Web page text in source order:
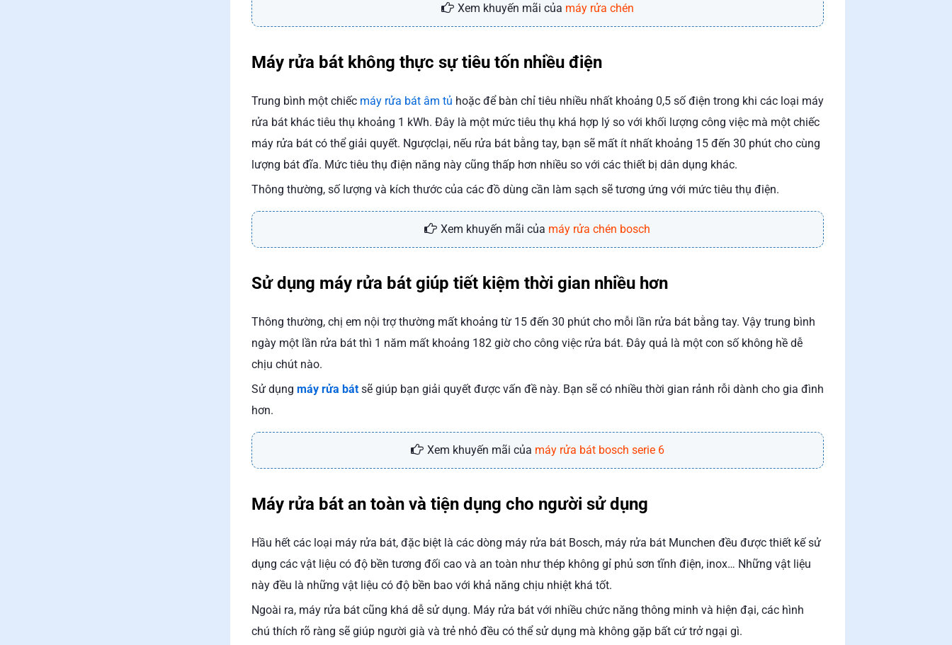
Xem khuyến mãi của máy rửa chén
Máy rửa bát không thực sự tiêu tốn nhiều điện
Trung bình một chiếc máy rửa bát âm tủ hoặc để bàn chỉ tiêu nhiều nhất khoảng 0,5 số điện trong khi các loại máy
rửa bát khác tiêu thụ khoảng 1 kWh. Đây là một mức tiêu thụ khá hợp lý so với khối lượng công việc mà một chiếc
máy rửa bát có thể giải quyết. Ngượclại, nếu rửa bát bằng tay, bạn sẽ mất ít nhất khoảng 15 đến 30 phút cho cùng
lượng bát đĩa. Mức tiêu thụ điện năng này cũng thấp hơn nhiều so với các thiết bị dân dụng khác.
Thông thường, số lượng và kích thước của các đồ dùng cần làm sạch sẽ tương ứng với mức tiêu thụ điện.
Xem khuyến mãi của máy rửa chén bosch
Sử dụng máy rửa bát giúp tiết kiệm thời gian nhiều hơn
Thông thường, chị em nội trợ thường mất khoảng từ 15 đến 30 phút cho mỗi lần rửa bát bằng tay. Vậy trung bình
ngày một lần rửa bát thì 1 năm mất khoảng 182 giờ cho công việc rửa bát. Đây quả là một con số không hề dễ
chịu chút nào.
Sử dụng máy rửa bátsẽ giúp bạn giải quyết được vấn đề này. Bạn sẽ có nhiều thời gian rảnh rỗi dành cho gia đình
hơn.
Xem khuyến mãi của máy rửa bát bosch serie 6
Máy rửa bát an toàn và tiện dụng cho người sử dụng
Hầu hết các loại máy rửa bát, đặc biệt là các dòng máy rửa bát Bosch, máy rửa bát Munchen đều được thiết kế sử
dụng các vật liệu có độ bền tương đối cao và an toàn như thép không gỉ phủ sơn tĩnh điện, inox… Những vật liệu
này đều là những vật liệu có độ bền bao với khả năng chịu nhiệt khá tốt.
Ngoài ra, máy rửa bát cũng khá dễ sử dụng. Máy rửa bát với nhiều chức năng thông minh và hiện đại, các hình
chú thích rõ ràng sẽ giúp người già và trẻ nhỏ đều có thể sử dụng mà không gặp bất cứ trở ngại gì.